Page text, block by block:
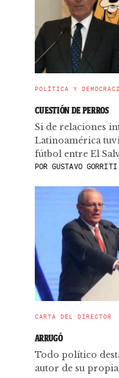
POLÍTICA Y
CUESTIÓN DE PERROS
Si de relaciones
Latinoamérica
fútbol entre El
POR GUSTAVO GORRITI
CARTA DEL DIRECTOR
ARRUGÓ
Todo político
autor de su